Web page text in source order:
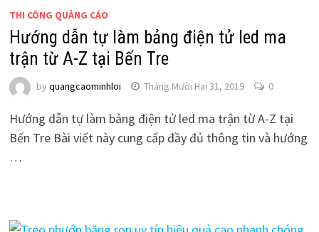
THI CÔNG QUẢNG CÁO
Hướng dẫn tự làm bảng điện tử led ma
trận từ A-Z tại Bến Tre
by quangcaominhloi Tháng Mười Hai 31, 2019 0
Hướng dẫn tự làm bảng điện tử led ma trận từ A-Z tại
Bến Tre Bài viết này cung cấp đầy đủ thông tin và hướng
…